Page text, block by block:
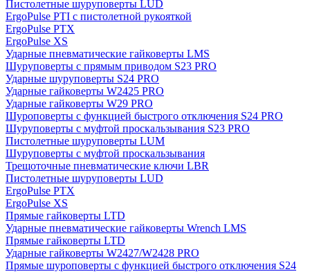
Пистолетные шуруповерты LUD
ErgoPulse PTI с пистолетной рукояткой
ErgoPulse PTX
ErgoPulse XS
Ударные пневматические гайковерты LMS
Шуруповерты с прямым приводом S23 PRO
Ударные шуруповерты S24 PRO
Ударные гайковерты W2425 PRO
Ударные гайковерты W29 PRO
Шуроповерты с функцией быстрого отключения S24 PRO
Шуруповерты с муфтой проскальзывания S23 PRO
Пистолетные шуруповерты LUM
Шуруповерты с муфтой проскальзывания
Трещоточные пневматические ключи LBR
Пистолетные шуруповерты LUD
ErgoPulse PTX
ErgoPulse XS
Прямые гайковерты LTD
Ударные пневматические гайковерты Wrench LMS
Прямые гайковерты LTD
Ударные гайковерты W2427/W2428 PRO
Прямые шуроповерты с функцией быстрого отключения S24